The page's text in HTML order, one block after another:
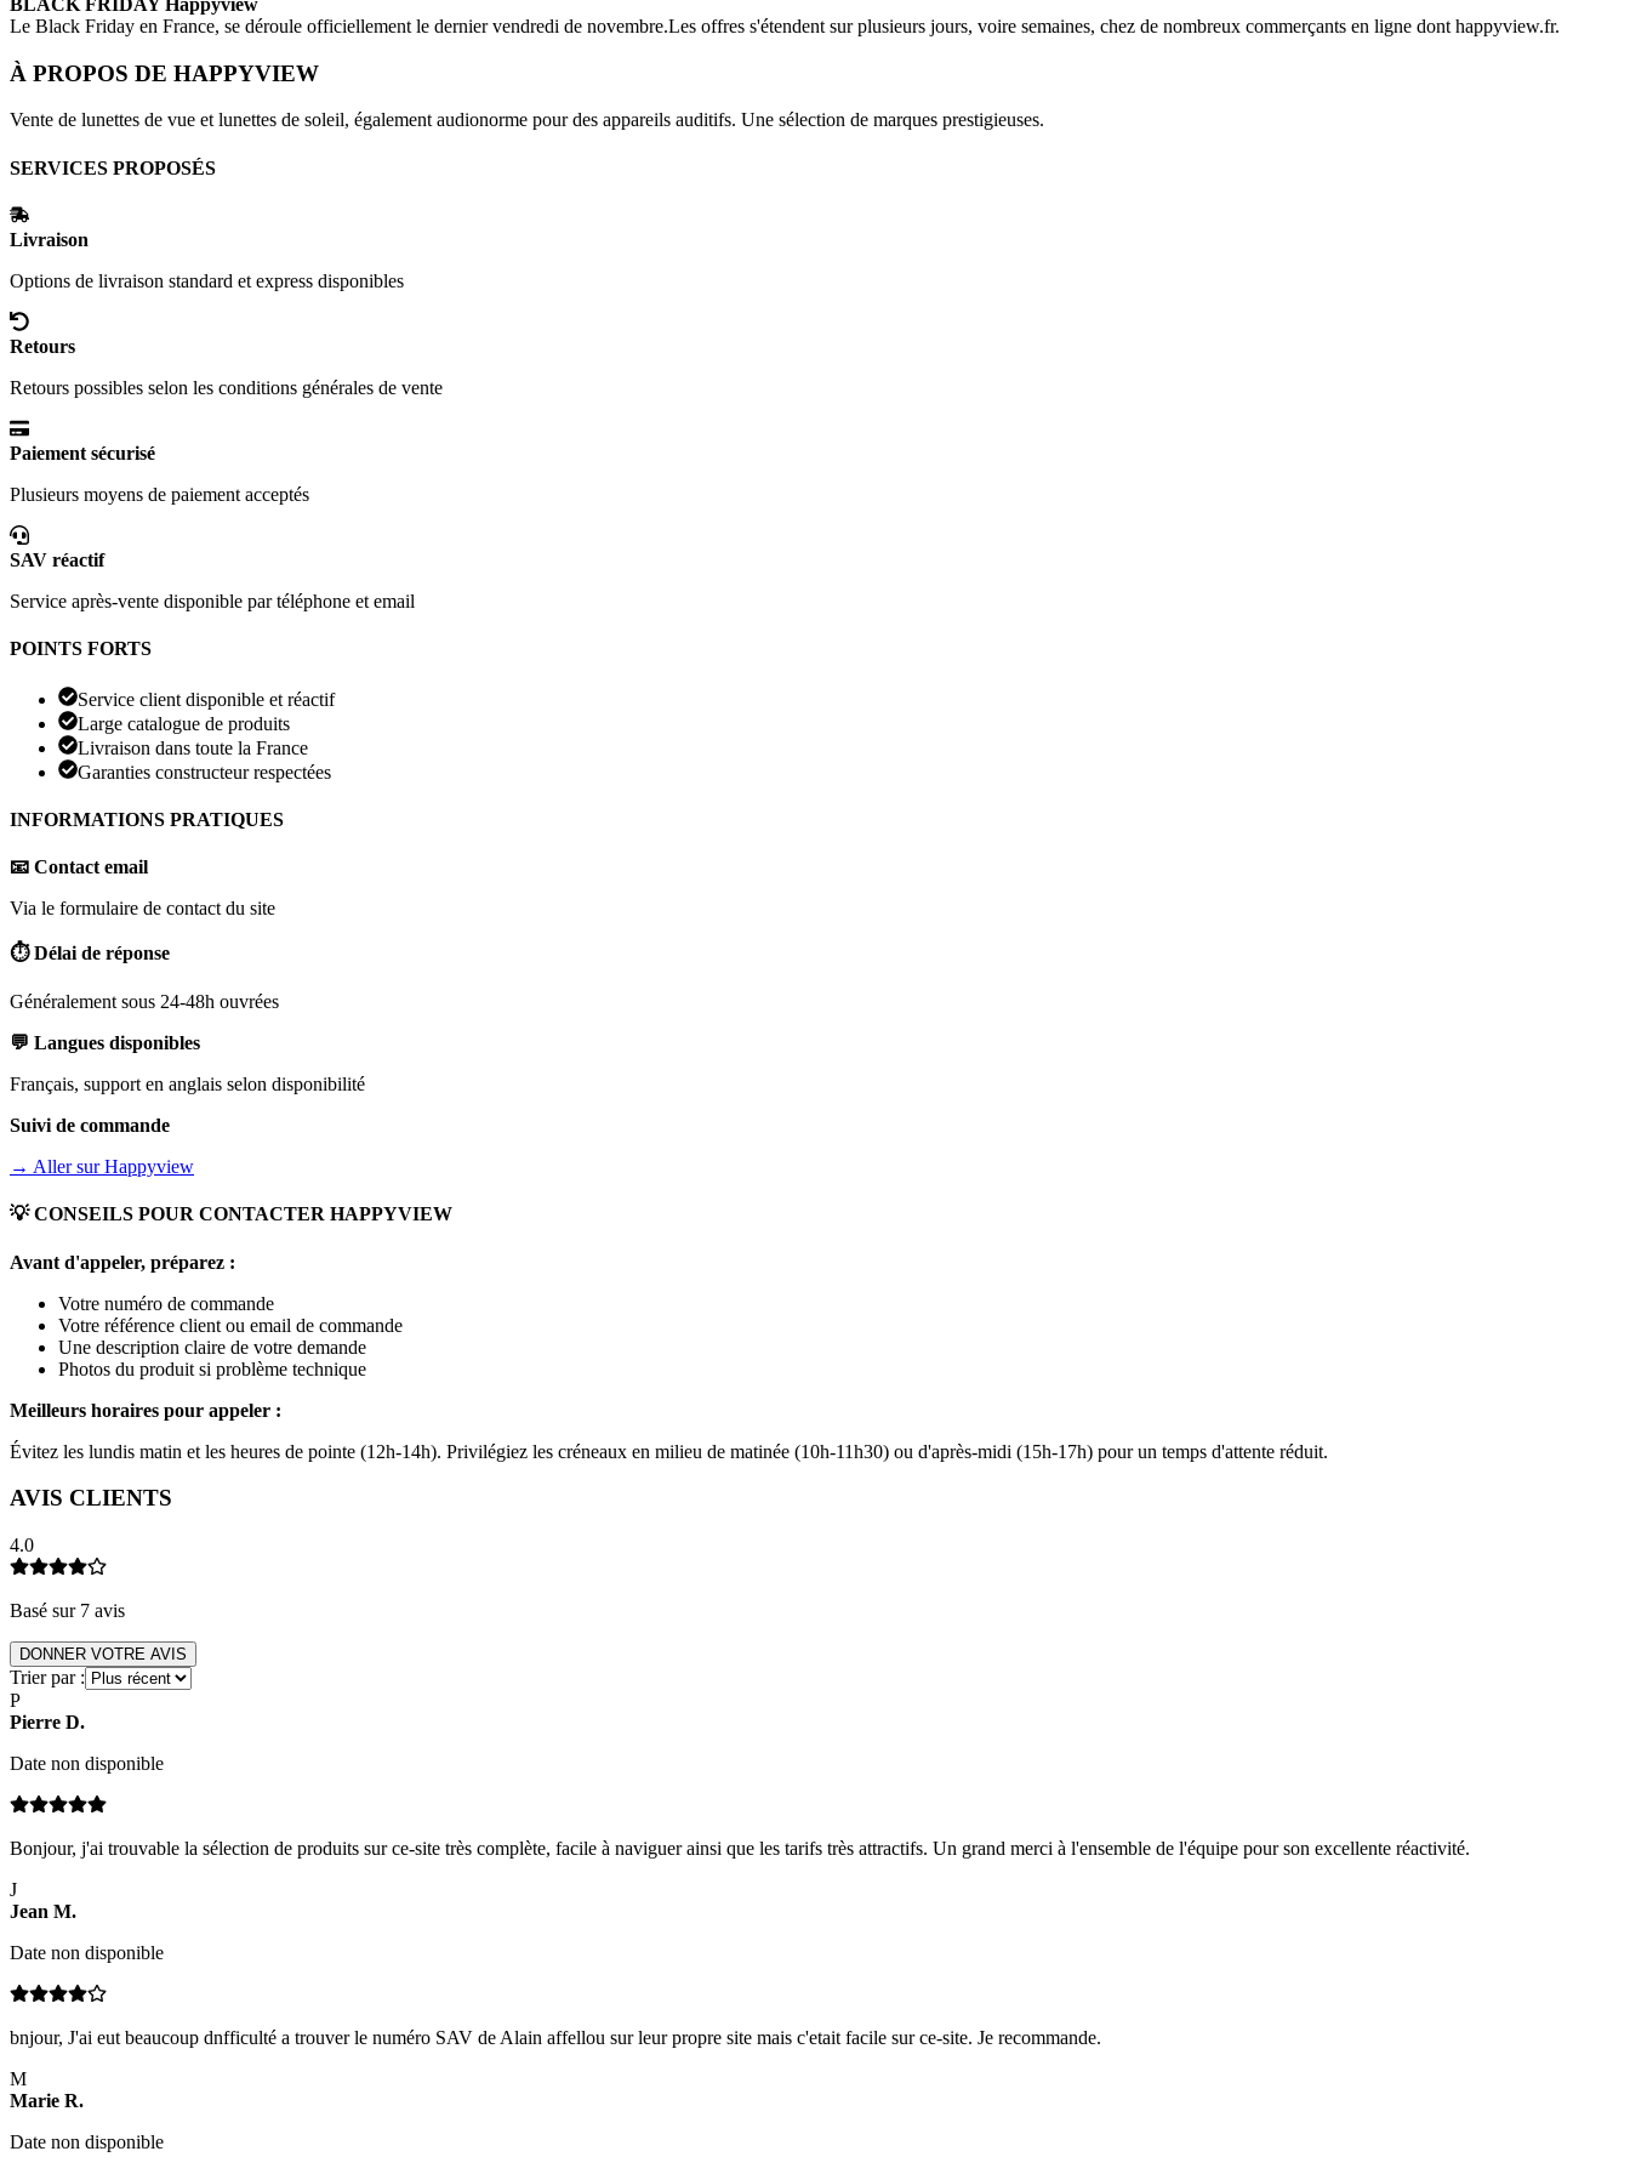
BLACK FRIDAY Happyview
Le Black Friday en France, se déroule officiellement le dernier vendredi de novembre.Les offres s'étendent sur plusieurs jours, voire semaines, chez de nombreux commerçants en ligne dont happyview.fr.
À PROPOS DE HAPPYVIEW
Vente de lunettes de vue et lunettes de soleil, également audionorme pour des appareils auditifs. Une sélection de marques prestigieuses.
SERVICES PROPOSÉS
Livraison
Options de livraison standard et express disponibles
Retours
Retours possibles selon les conditions générales de vente
Paiement sécurisé
Plusieurs moyens de paiement acceptés
SAV réactif
Service après-vente disponible par téléphone et email
POINTS FORTS
Service client disponible et réactif
Large catalogue de produits
Livraison dans toute la France
Garanties constructeur respectées
INFORMATIONS PRATIQUES
📧 Contact email
Via le formulaire de contact du site
⏱️ Délai de réponse
Généralement sous 24-48h ouvrées
💬 Langues disponibles
Français, support en anglais selon disponibilité
Suivi de commande
→ Aller surHappyview
💡 CONSEILS POUR CONTACTER HAPPYVIEW
Avant d'appeler, préparez :
Votre numéro de commande
Votre référence client ou email de commande
Une description claire de votre demande
Photos du produit si problème technique
Meilleurs horaires pour appeler :
Évitez les lundis matin et les heures de pointe (12h-14h). Privilégiez les créneaux en milieu de matinée (10h-11h30) ou d'après-midi (15h-17h) pour un temps d'attente réduit.
AVIS CLIENTS
4.0
Basé sur 7 avis
DONNER VOTRE AVIS
Trier par :
P
Pierre D.
Date non disponible
Bonjour, j'ai trouvable la sélection de produits sur ce-site très complète, facile à naviguer ainsi que les tarifs très attractifs. Un grand merci à l'ensemble de l'équipe pour son excellente réactivité.
J
Jean M.
Date non disponible
bnjour, J'ai eut beaucoup dnfficulté a trouver le numéro SAV de Alain affellou sur leur propre site mais c'etait facile sur ce-site. Je recommande.
M
Marie R.
Date non disponible